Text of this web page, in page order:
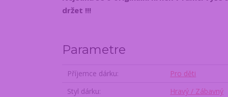
držet !!!
Parametre
Příjemce dárku
Pro děti
Styl dárku
Hravý / Zábavný